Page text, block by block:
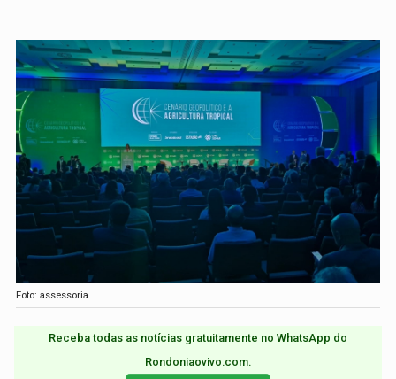
Foto: assessoria
Receba todas as notícias gratuitamente no WhatsApp do
Rondoniaovivo.com.​